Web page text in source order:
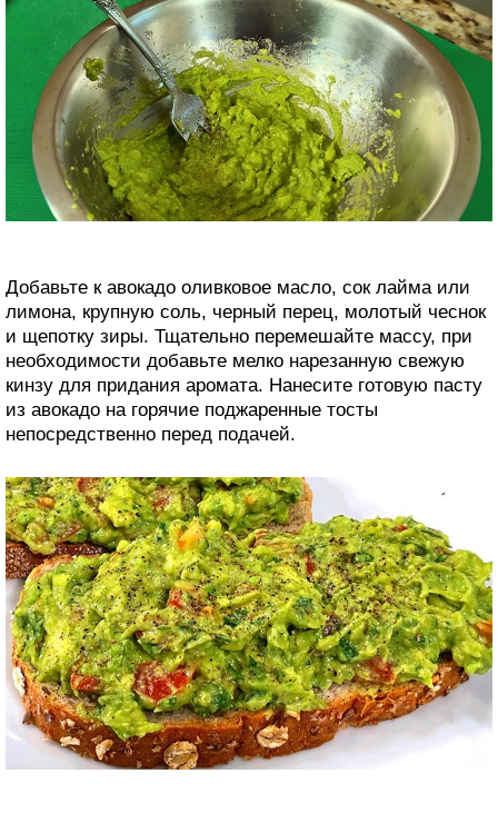
Добавьте к авокадо оливковое масло, сок лайма или
лимона, крупную соль, черный перец, молотый чеснок
и щепотку зиры. Тщательно перемешайте массу, при
необходимости добавьте мелко нарезанную свежую
кинзу для придания аромата. Нанесите готовую пасту
из авокадо на горячие поджаренные тосты
непосредственно перед подачей.